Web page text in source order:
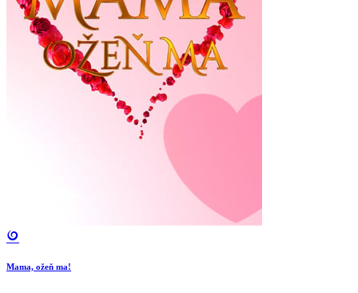
Mama, ožeň ma!